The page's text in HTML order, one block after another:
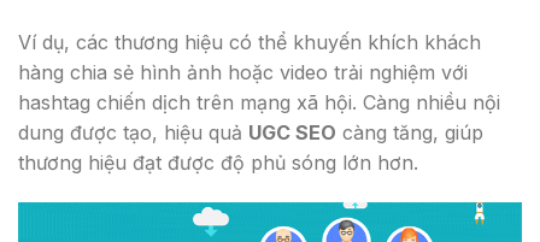
Ví dụ, các thương hiệu có thể khuyến khích khách
hàng chia sẻ hình ảnh hoặc video trải nghiệm với
hashtag chiến dịch trên mạng xã hội. Càng nhiều nội
dung được tạo, hiệu quả UGC SEO càng tăng, giúp
thương hiệu đạt được độ phủ sóng lớn hơn.